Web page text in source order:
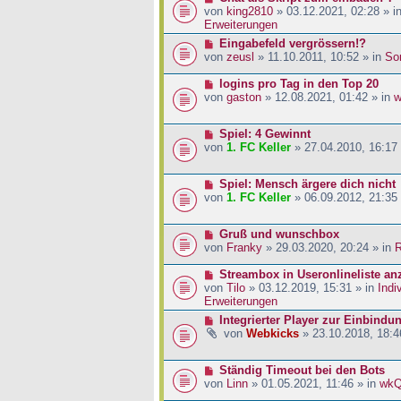
a
g
i
t
r
a
g
r
B
e
t
r
a
g
e
u
e
B
e
t
a
g
von king2810 » 03.12.2021, 02:28 » in
Erweiterungen
N
e
e
r
e
t
a
g
Eingabefeld vergrössern!?
von zeusl » 11.10.2011, 10:52 » in
N
e
e
B
i
r
g
logins pro Tag in den Top 20
von gaston » 12.08.2021, 01:42 » in
N
e
e
B
i
r
a
g
Spiel: 4 Gewinnt
von 1. FC Keller » 27.04.2010, 16:17
N
e
e
B
e
t
r
a
g
Spiel: Mensch ärgere dich nicht
von 1. FC Keller » 06.09.2012, 21:35
N
e
e
r
B
e
t
a
g
Gruß und wunschbox
von Franky » 29.03.2020, 20:24 » in
N
e
u
e
B
t
Streambox in Useronlineliste
von Tilo » 03.12.2019, 15:31 » in
Erweiterungen
N
e
e
B
Integrierter Player zur
von Webkicks » 23.10.2018,
N
e
Ständig Timeout bei den Bots
von Linn » 01.05.2021, 11:46 » in